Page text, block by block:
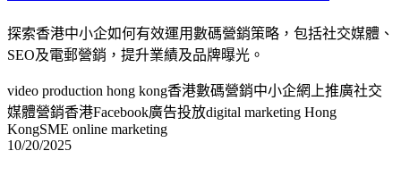
探索香港中小企如何有效運用數碼營銷策略，包括社交媒體、
SEO及電郵營銷，提升業績及品牌曝光。
video production hong kong香港數碼營銷中小企網上推廣社交
媒體營銷香港Facebook廣告投放digital marketing Hong
KongSME online marketing
10/20/2025